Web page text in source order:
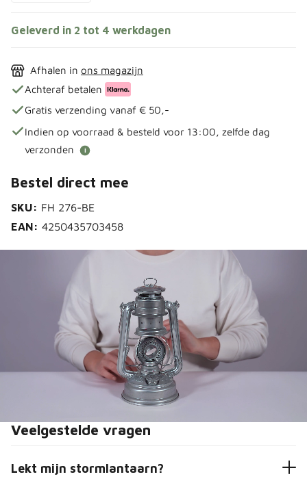
Geleverd in 2 tot 4 werkdagen
Afhalen in ons magazijn
Achteraf betalen
Gratis verzending vanaf € 50,-
Indien op voorraad & besteld voor 13:00, zelfde dag
verzonden
i
Bestel direct mee
SKU: FH 276-BE
EAN: 4250435703458
Veelgestelde vragen
Lekt mijn stormlantaarn?